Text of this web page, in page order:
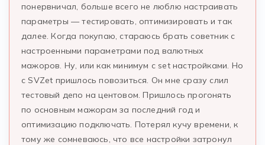
понервничал, больше всего не люблю настраивать
параметры — тестировать, оптимизировать и так
далее. Когда покупаю, стараюсь брать советник с
настроенными параметрами под валютных
мажоров. Ну, или как минимум с set настройками. Но
с SVZet пришлось повозиться. Он мне сразу слил
тестовый депо на центовом. Пришлось прогонять
по основным мажорам за последний год и
оптимизацию подключать. Потерял кучу времени, к
тому же сомневаюсь, что все настройки затронул